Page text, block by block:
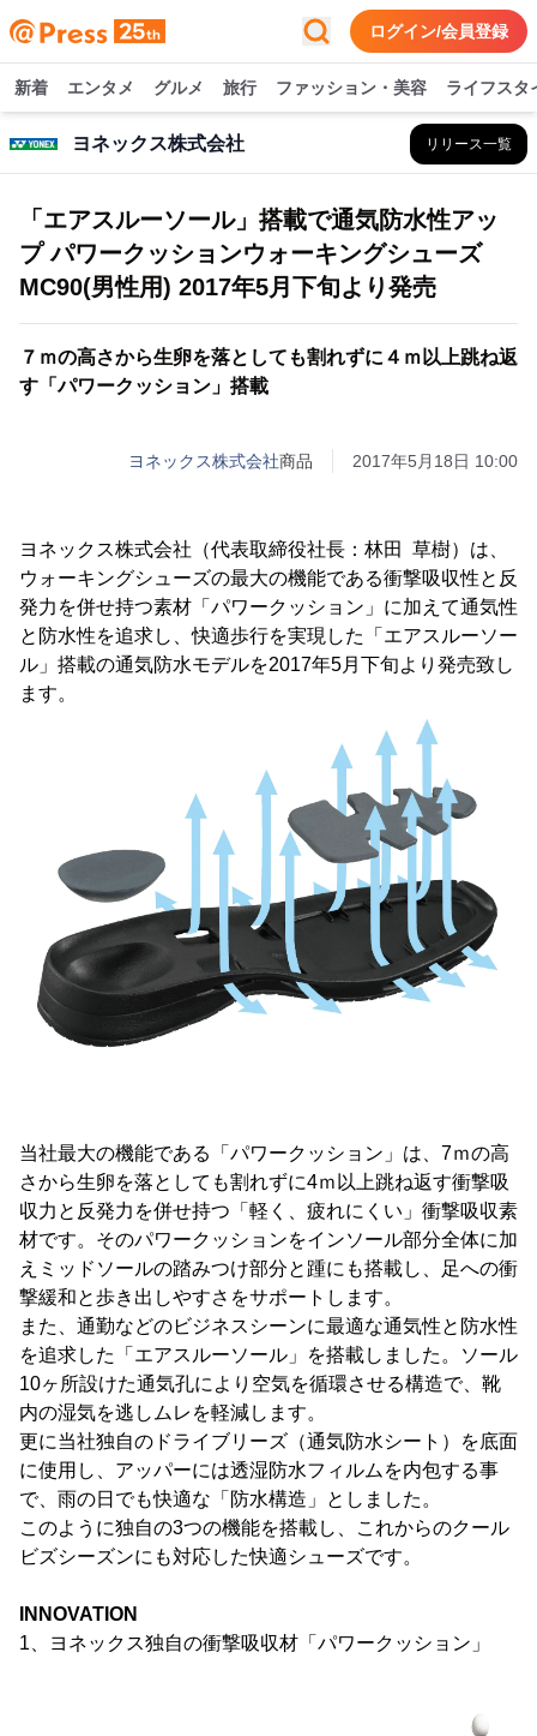
ログイン/会員登録
新着 エンタメ グルメ 旅行 ファッション・美容 ライフスタ
ヨネックス株式会社 リリース一覧
「エアスルーソール」搭載で通気防水性アッ
プ パワークッションウォーキングシューズ
MC90(男性用) 2017年5月下旬より発売
７ｍの高さから生卵を落としても割れずに４ｍ以上跳ね返
す「パワークッション」搭載
ヨネックス株式会社商品 2017年5月18日 10:00
ヨネックス株式会社（代表取締役社長：林田 草樹）は、
ウォーキングシューズの最大の機能である衝撃吸収性と反
発力を併せ持つ素材「パワークッション」に加えて通気性
と防水性を追求し、快適歩行を実現した「エアスルーソー
ル」搭載の通気防水モデルを2017年5月下旬より発売致し
ます。
当社最大の機能である「パワークッション」は、7ｍの高
さから生卵を落としても割れずに4ｍ以上跳ね返す衝撃吸
収力と反発力を併せ持つ「軽く、疲れにくい」衝撃吸収素
材です。そのパワークッションをインソール部分全体に加
えミッドソールの踏みつけ部分と踵にも搭載し、足への衝
撃緩和と歩き出しやすさをサポートします。
また、通勤などのビジネスシーンに最適な通気性と防水性
を追求した「エアスルーソール」を搭載しました。ソール
10ヶ所設けた通気孔により空気を循環させる構造で、靴
内の湿気を逃しムレを軽減します。
更に当社独自のドライブリーズ（通気防水シート）を底面
に使用し、アッパーには透湿防水フィルムを内包する事
で、雨の日でも快適な「防水構造」としました。
このように独自の3つの機能を搭載し、これからのクール
ビズシーズンにも対応した快適シューズです。
INNOVATION
1、ヨネックス独自の衝撃吸収材「パワークッション」